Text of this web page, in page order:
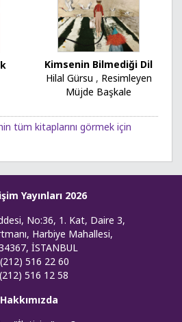
Kimsenin Bilmediği Dil
Hilal Gürsu , Resimleyen
Müjde Başkale
tüm kitaplarını görmek için
Yayınları 2026
No:36, 1. Kat, Daire 3,
Harbiye Mahallesi,
İSTANBUL
516 22 60
516 12 58
Hakkımızda